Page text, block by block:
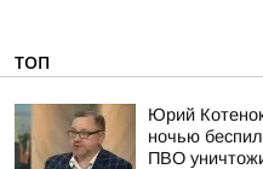
ТОП
Юрий
ночью
ПВО